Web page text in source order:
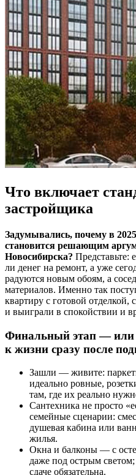
Что включает
застройщика
Задумывались, почему в
становится решающим
Новосибирска? Представьте:
ли денег на ремонт, а уже
радуются новым обоям, а
материалов. Именно так
квартиру с готовой
и выиграли в спокойствии и
Финальный этап — или
к жизни сразу после
Зашли — живите:
идеально ровные,
там, где их реально
Сантехника не просто
семейные сценарии:
душевая кабина или
жилья.
Окна и балконы — с
даже под острым
сдаче обязательна.